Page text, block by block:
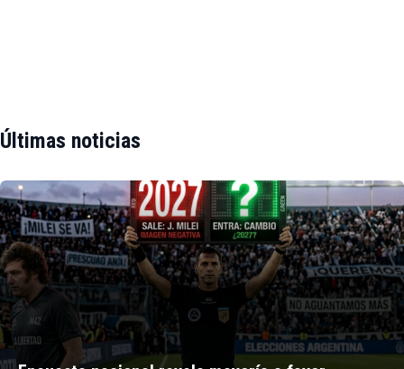
Últimas noticias